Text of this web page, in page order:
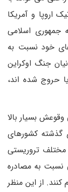
اروپا و آمریکا
جمهوری اسلامی
خود نسبت به
جنگ اوکراین
حروج شده اند،
بسیار بالا
گذشته کشورهای
مختلف تروریستی
نسبت به مصادره
کنند. از این منظر